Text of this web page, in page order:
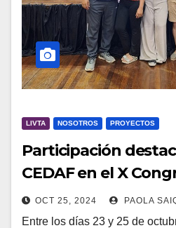
LIVTA NOSOTROS PROYECTOS
Participación
CEDAF en el X
Latinoamericano de
Paraguay 2024
OCT 25, 2024 PAOLA
Entre los días 23 y 25 de